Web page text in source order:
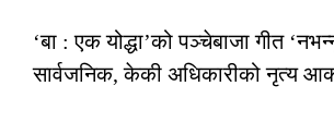
‘बा : एक योद्धा’को पञ्चेबाजा गीत
सार्वजनिक, केकी अधिकारीको नृत्य